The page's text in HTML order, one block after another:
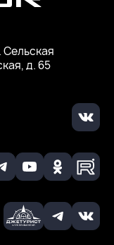
Сельская
д. 65